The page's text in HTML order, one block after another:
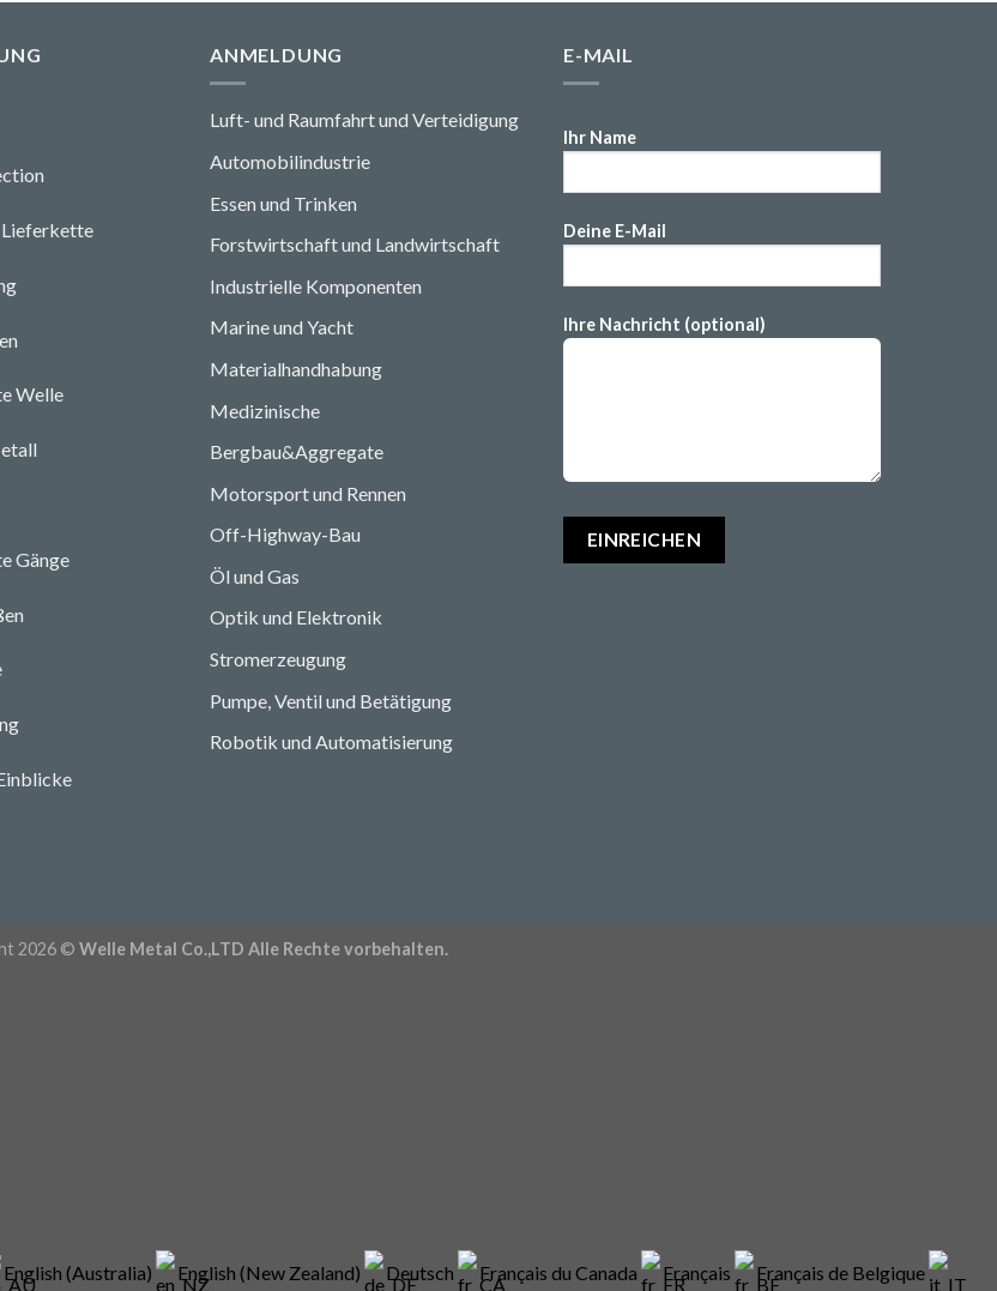
on
Welle
Gänge
ANMELDUNG
Luft- und Raumfahrt und Verteidigung
Automobilindustrie
Essen und Trinken
Forstwirtschaft und Landwirtschaft
Industrielle Komponenten
Marine und Yacht
Materialhandhabung
Medizinische
Bergbau&Aggregate
Motorsport und Rennen
Off-Highway-Bau
Öl und Gas
Optik und Elektronik
Stromerzeugung
Pumpe, Ventil und Betätigung
Robotik und Automatisierung
E-MAIL
Ihr Name
Deine E-Mail
Ihre Nachricht (optional)
2026 © Welle Metal Co.,LTD Alle Rechte vorbehalten.
English (Australia) English (New Zealand) Deutsch Français du Canada Français Français de Belgique